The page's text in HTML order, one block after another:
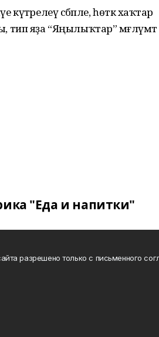
сәбәпле, һөткә хаҡтар
тип яҙа “Яңылыҡтар” мәғлүмәт
"Еда и напитки"
разрешено только с письменного